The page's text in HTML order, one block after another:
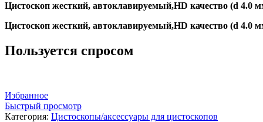
Цистоскоп жесткий, автоклавируемый,HD качество (d 4.0
Цистоскоп жесткий, автоклавируемый,HD качество (d 4.0
Пользуется спросом
Избранное
Быстрый просмотр
Категория: Цистоскопы/аксессуары для цистоскопов